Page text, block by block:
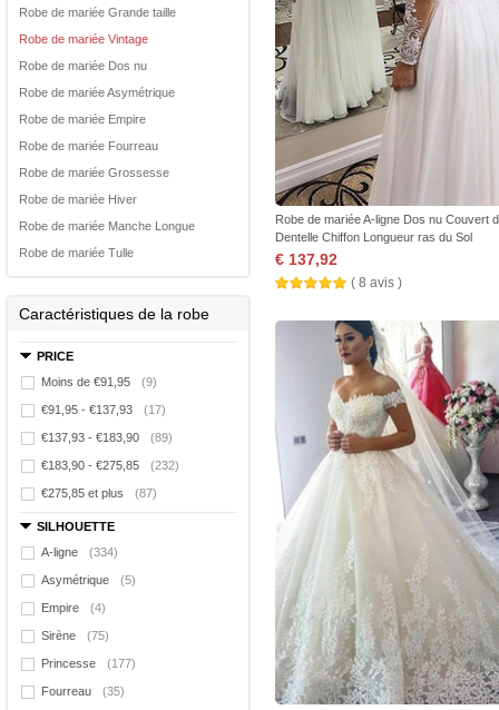
Robe de mariée Grande taille
Robe de mariée Vintage
Robe de mariée Dos nu
Robe de mariée Asymétrique
Robe de mariée Empire
Robe de mariée Fourreau
Robe de mariée Grossesse
Robe de mariée Hiver
Robe de mariée Manche Longue
Robe de mariée Tulle
Caractéristiques de la robe
PRICE
Moins de €91,95
(9)
€91,95 - €137,93 (17)
€137,93 - €183,90 (89)
€183,90 - €275,85 (232)
€275,85 et plus (87)
SILHOUETTE
A-ligne
(334)
Asymétrique (5)
Empire (4)
Sirène (75)
Princesse (177)
Fourreau (35)
Robe de mariée A-ligne Dos nu Couvert
Dentelle Chiffon Longueur ras du Sol
€ 137,92
( 8 avis )